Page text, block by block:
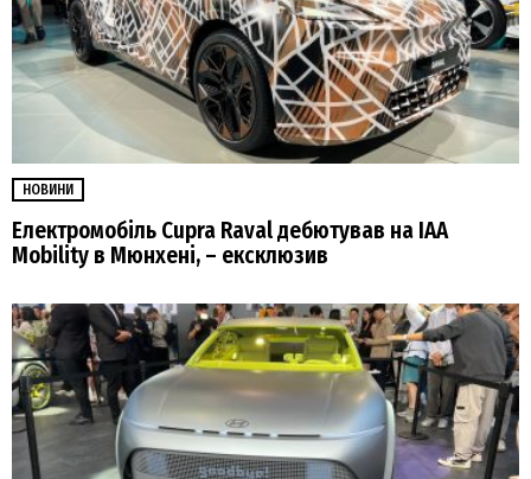
НОВИНИ
Електромобіль Cupra Raval дебютував на IAA
Mobility в Мюнхені, – ексклюзив